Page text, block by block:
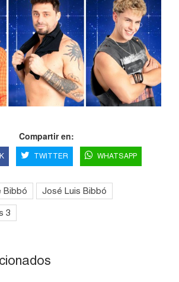
Compartir en:
TWITTER WHATSAPP
Bibbó José Luis Bibbó
3